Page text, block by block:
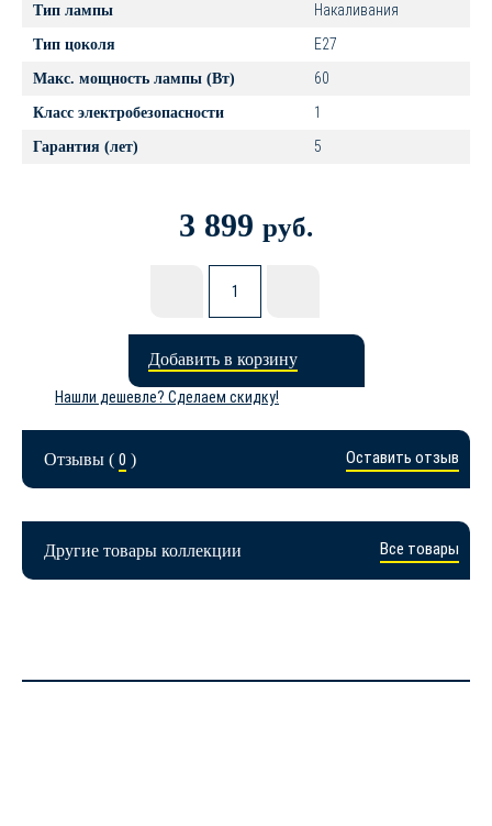
Тип лампы Накаливания
Тип цоколя E27
Макс. мощность лампы (Вт) 60
Класс электробезопасности 1
Гарантия (лет) 5
3 899 руб.
Добавить в корзину
Нашли дешевле? Сделаем скидку!
Отзывы ( 0 ) Оставить отзыв
Другие товары коллекции Все товары